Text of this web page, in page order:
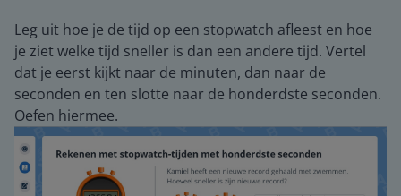
Leg uit hoe je de tijd op een stopwatch afleest en hoe
je ziet welke tijd sneller is dan een andere tijd. Vertel
dat je eerst kijkt naar de minuten, dan naar de
seconden en ten slotte naar de honderdste seconden.
Oefen hiermee.